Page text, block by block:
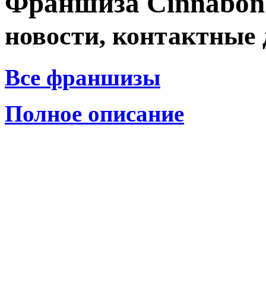
новости,
Все франшизы
Полное описание